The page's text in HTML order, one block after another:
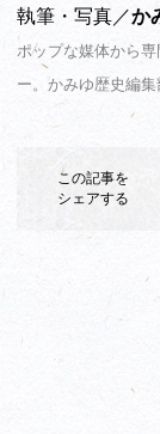
執筆・写真／か
ポップな媒体から
ー。かみゆ歴史編集
この記事を
シェアする